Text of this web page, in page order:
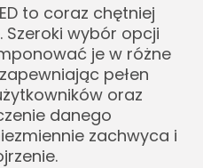
to coraz chętniej
wybór opcji
je w różne
pełen
oraz
danego
zachwyca i